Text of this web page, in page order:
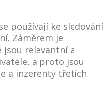
používají ke sledování
Záměrem je
jsou relevantní a
a proto jsou
a inzerenty třetích